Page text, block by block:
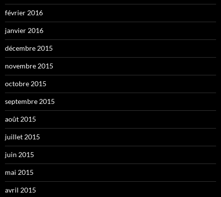
février 2016
janvier 2016
décembre 2015
novembre 2015
octobre 2015
septembre 2015
août 2015
juillet 2015
juin 2015
mai 2015
avril 2015